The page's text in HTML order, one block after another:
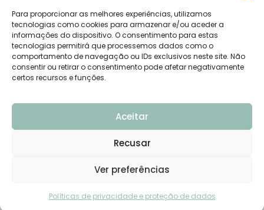
Para proporcionar as melhores experiências, utilizamos
tecnologias como cookies para armazenar e/ou aceder a
informações do dispositivo. O consentimento para estas
tecnologias permitirá que processemos dados como o
comportamento de navegação ou IDs exclusivos neste site. Não
consentir ou retirar o consentimento pode afetar negativamente
certos recursos e funções.
Aceitar
Recusar
Ver preferências
Políticas de privacidade e proteção de dados
Política de privacidade
Termos e Condições
Livro de reclamações